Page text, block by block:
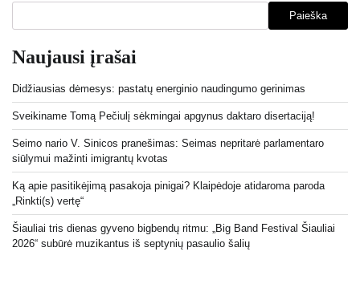
Paieška
Naujausi įrašai
Didžiausias dėmesys: pastatų energinio naudingumo gerinimas
Sveikiname Tomą Pečiulį sėkmingai apgynus daktaro disertaciją!
Seimo nario V. Sinicos pranešimas: Seimas nepritarė parlamentaro
siūlymui mažinti imigrantų kvotas
Ką apie pasitikėjimą pasakoja pinigai? Klaipėdoje atidaroma paroda
„Rinkti(s) vertę“
Šiauliai tris dienas gyveno bigbendų ritmu: „Big Band Festival Šiauliai
2026“ subūrė muzikantus iš septynių pasaulio šalių